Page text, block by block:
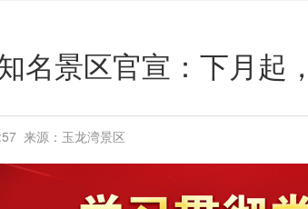
名景区官宣：下月起
来源：玉龙湾景区